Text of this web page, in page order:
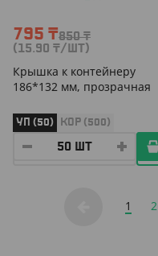
795 ₸850₸
(15.90 ₸/ШТ)
Крышка к контейнеру
186*132 мм, прозрачная
УП (50) КОР (500)
1 2